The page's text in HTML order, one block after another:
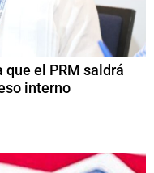
que el PRM saldrá
interno